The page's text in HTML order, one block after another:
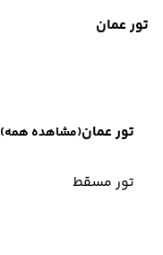
تور عمان
تور عمان(مشاهده همه)
تور مسقط